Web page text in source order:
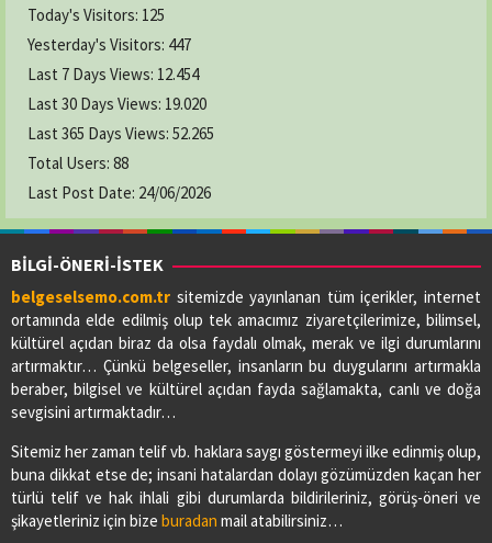
Today's Visitors: 125
Yesterday's Visitors: 447
Last 7 Days Views: 12.454
Last 30 Days Views: 19.020
Last 365 Days Views: 52.265
Total Users: 88
Last Post Date: 24/06/2026
BİLGİ-ÖNERİ-İSTEK
belgeselsemo.com.tr sitemizde yayınlanan tüm içerikler, internet
ortamında elde edilmiş olup tek amacımız ziyaretçilerimize, bilimsel,
kültürel açıdan biraz da olsa faydalı olmak, merak ve ilgi durumlarını
artırmaktır… Çünkü belgeseller, insanların bu duygularını artırmakla
beraber, bilgisel ve kültürel açıdan fayda sağlamakta, canlı ve doğa
sevgisini artırmaktadır…
Sitemiz her zaman telif vb. haklara saygı göstermeyi ilke edinmiş olup,
buna dikkat etse de; insani hatalardan dolayı gözümüzden kaçan her
türlü telif ve hak ihlali gibi durumlarda bildirileriniz, görüş-öneri ve
şikayetleriniz için bize buradan mail atabilirsiniz…